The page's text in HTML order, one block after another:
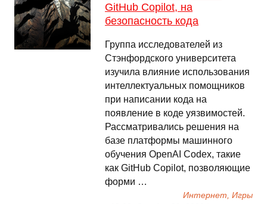
GitHub Copilot, на
безопасность кода
Группа исследователей из
Стэнфордского университета
изучила влияние использования
интеллектуальных помощников
при написании кода на
появление в коде уязвимостей.
Рассматривались решения на
базе платформы машинного
обучения OpenAI Codex, такие
как GitHub Copilot, позволяющие
форми …
Интернет, Игры